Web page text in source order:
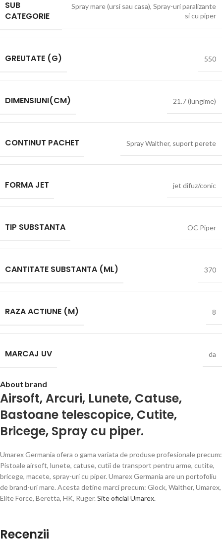
SUB
CATEGORIE
Spray mare (ursi sau casa), Spray-uri paralizante
si cu piper
GREUTATE (G) 550
DIMENSIUNI(CM) 21.7 (lungime)
CONTINUT PACHET Spray Walther, suport perete
FORMA JET jet difuz/conic
TIP SUBSTANTA OC Piper
CANTITATE SUBSTANTA (ML) 370
RAZA ACTIUNE (M) 8
MARCAJ UV da
About brand
Airsoft,Arcuri, Lunete, Catuse,
Bastoane telescopice, Cutite,
Bricege, Spray cu piper.
Umarex Germania ofera o gama variata de produse profesionale precum:
Pistoale airsoft, lunete, catuse, cutii de transport pentru arme, cutite,
bricege, macete, spray-uri cu piper. Umarex Germania are un portofoliu
de brand-uri mare. Acesta detine marci precum: Glock, Walther, Umarex,
Elite Force, Beretta, HK, Ruger. Site oficial Umarex.
Recenzii